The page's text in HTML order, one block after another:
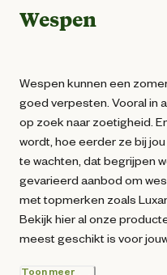
Wespen
Wespen kunnen een
goed verpesten. Vooral in
op zoek naar zoetigheid.
wordt, hoe eerder ze bij
te wachten, dat begrijpen
gevarieerd aanbod om
met topmerken zoals
Bekijk hier al onze
meest geschikt is voor
Toon meer